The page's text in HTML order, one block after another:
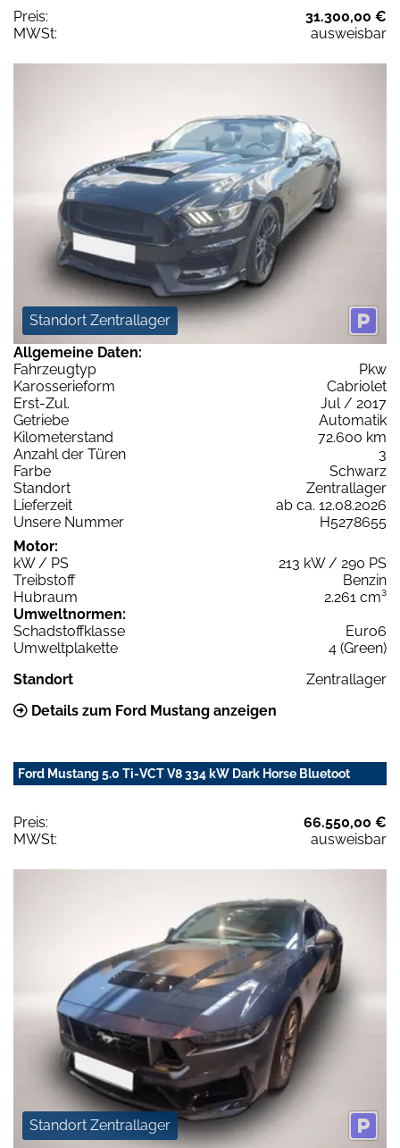
Preis:
31.300,00 €
MWSt:
ausweisbar
Standort Zentrallager
Allgemeine Daten:
Fahrzeugtyp
Pkw
Karosserieform
Cabriolet
Erst-Zul.
Jul / 2017
Getriebe
Automatik
Kilometerstand
72.600 km
Anzahl der Türen
3
Farbe
Schwarz
Standort
Zentrallager
Lieferzeit
ab ca. 12.08.2026
Unsere Nummer
H5278655
Motor:
kW / PS
213 kW / 290 PS
Treibstoff
Benzin
Hubraum
2.261 cm³
Umweltnormen:
Schadstoffklasse
Euro6
Umweltplakette
4 (Green)
Standort
Zentrallager
Details zum Ford Mustang anzeigen
Ford Mustang 5.0 Ti-VCT V8 334 kW Dark Horse Bluetoot
Preis:
66.550,00 €
MWSt:
ausweisbar
Standort Zentrallager